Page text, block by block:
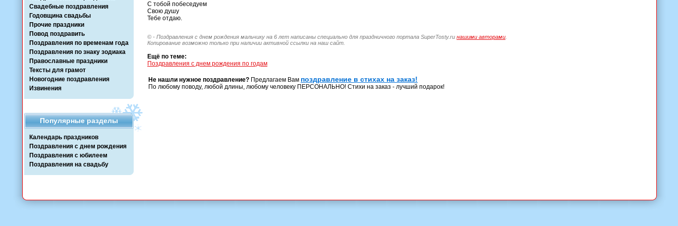
Свадебные поздравления
Годовщина свадьбы
Прочие праздники
Повод поздравить
Поздравления по временам года
Поздравления по знаку зодиака
Православные праздники
Тексты для грамот
Новогодние поздравления
Извинения
Популярные разделы
Календарь праздников
Поздравления с днем рождения
Поздравления с юбилеем
Поздравления на свадьбу
С тобой побеседуем
Свою душу
Тебе отдаю.
© - Поздравления с днем рождения мальчику на 6 лет написаны специально для праздничного портала SuperTosty.ru нашими авторами
Копирование возможно только при наличии активной ссылки на наш сайт.
Ещё по теме:
Поздравления с днем рождения по годам
Не нашли нужное поздравление? Предлагаем Вам поздравление в стихах на заказ!
По любому поводу, любой длины, любому человеку ПЕРСОНАЛЬНО! Стихи на заказ - лучший подарок!